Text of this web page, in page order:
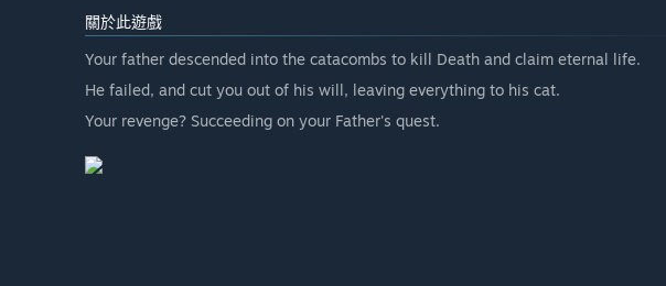
關於此遊戲
Your father descended into the catacombs to kill Death and claim eternal life.
He failed, and cut you out of his will, leaving everything to his cat.
Your revenge? Succeeding on your Father's quest.